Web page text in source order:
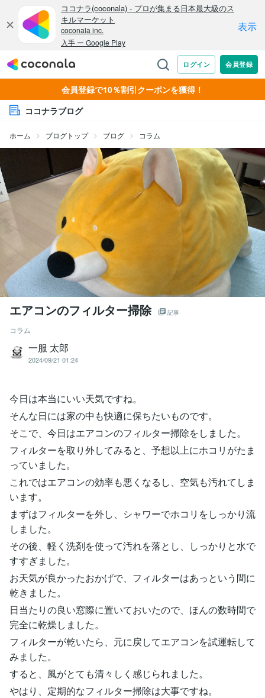
会員登録で10％割引クーポンを獲得！
ココナラブログ
ホーム ブログトップ ブログ コラム
エアコンのフィルター掃除 記事
コラム
一服 太郎
2024/09/21 01:24
今日は本当にいい天気ですね。
そんな日には家の中も快適に保ちたいものです。
そこで、今日はエアコンのフィルター掃除をしました。
フィルターを取り外してみると、予想以上にホコリがたま
っていました。
これではエアコンの効率も悪くなるし、空気も汚れてしま
います。
まずはフィルターを外し、シャワーでホコリをしっかり流
しました。
その後、軽く洗剤を使って汚れを落とし、しっかりと水で
すすぎました。
お天気が良かったおかげで、フィルターはあっという間に
乾きました。
日当たりの良い窓際に置いておいたので、ほんの数時間で
完全に乾燥しました。
フィルターが乾いたら、元に戻してエアコンを試運転して
みました。
すると、風がとても清々しく感じられました。
やはり、定期的なフィルター掃除は大事ですね。